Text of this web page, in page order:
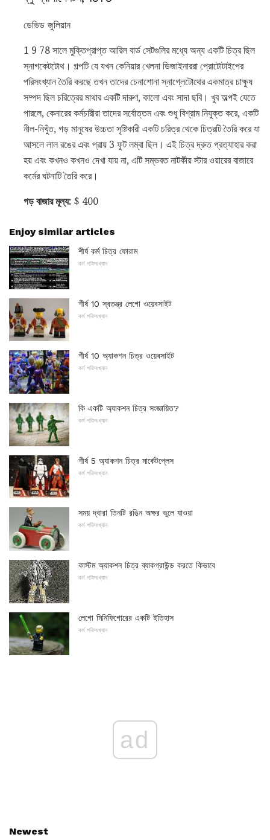
ডেভিড জুলিয়ান
1 9 78 সালে মুক্তিপ্রাপ্ত আরিল বার্ড সেটগুলির মধ্যে অন্য একটি চিত্র ছিল
স্নাগকেটটোথ। গল্পটি যে যখন কেনিয়ার খেলনা ডিজাইনাররা প্রোটোটাইপের
পরিসংখ্যান তৈরি করছে তখন তাদের চেনাশোনা স্নাগ্লেটোথের একমাত্র চাক্ষুষ
সম্পদ ছিল চরিত্রের মাথার একটি দারুণ, কালো এবং সাদা ছবি। খুব অল্পই যেতে
পারলে, কেনারের কর্মচারীরা তাদের সর্বোত্তম এবং শুধু বিশ্রাম নিযুক্ত করে, একটি
নীল-নিখুঁত, গড় মানুষের উচ্চতা সৃষ্টিকারী একটি চরিত্র থেকে চিত্রটি তৈরি করে যা
আসলে লাল রঙের এবং প্রায় 3 ফুট লম্বা ছিল। এই চিত্র দ্রুত প্রত্যাহার করা
হয় এবং কখনও কখনও দেখা যায় না, এটি সম্ভবত নাটকীয় স্টার ওয়ারের বাজারে
কর্মের ঘটনাটি তৈরি করে।
গড় বাজার মূল্য: $ 400
Enjoy similar articles
শীর্ষ কর্ম চিত্র ফোরাম
কর্ম পরিসংখ্যান
শীর্ষ 10 স্বতন্ত্র লেগো ওয়েবসাইট
কর্ম পরিসংখ্যান
শীর্ষ 10 অ্যাকশন চিত্র ওয়েবসাইট
কর্ম পরিসংখ্যান
কি একটি অ্যাকশন চিত্র সংজ্ঞায়িত?
কর্ম পরিসংখ্যান
শীর্ষ 5 অ্যাকশন চিত্র মার্কেটপ্লেস
কর্ম পরিসংখ্যান
সময় দ্বারা তিনটি রঙিন অক্ষর ভুলে যাওয়া
কর্ম পরিসংখ্যান
কাস্টম অ্যাকশন চিত্র ব্যাকগ্রাউন্ড করতে কিভাবে
কর্ম পরিসংখ্যান
লেগো মিনিফিগোরের একটি ইতিহাস
কর্ম পরিসংখ্যান
ad
Newest